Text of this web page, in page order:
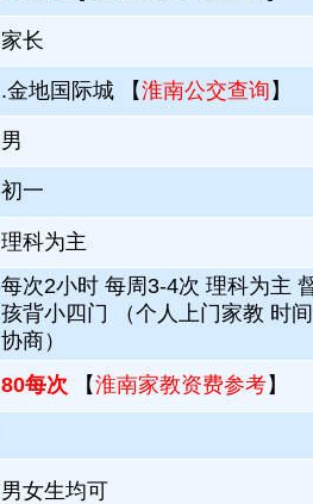
家长
.金地国际城 【淮南公交查询 】
男
初一
理科为主
每次2小时 每周3-4次 理科为主
孩背小四门 （个人上门家教 时
协商）
80每次 【淮南家教资费参考】
男女生均可